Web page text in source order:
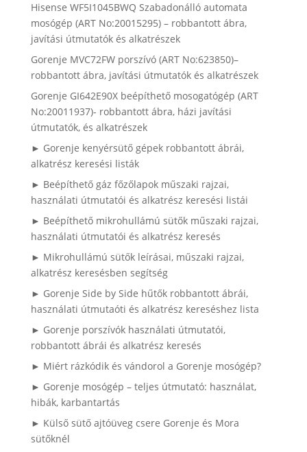
Hisense WF5I1045BWQ Szabadonálló automata
mosógép (ART No:20015295) – robbantott ábra,
javítási útmutatók és alkatrészek
Gorenje MVC72FW porszívó (ART No:623850)–
robbantott ábra, javítási útmutatók és alkatrészek
Gorenje GI642E90X beépíthető mosogatógép (ART
No:20011937)- robbantott ábra, házi javítási
útmutatók, és alkatrészek
► Gorenje kenyérsütő gépek robbantott ábrái,
alkatrész keresési listák
► Beépíthető gáz főzőlapok műszaki rajzai,
használati útmutatói és alkatrész keresési listái
► Beépíthető mikrohullámú sütők műszaki rajzai,
használati útmutatói és alkatrész keresés
► Mikrohullámú sütők leírásai, műszaki rajzai,
alkatrész keresésben segítség
► Gorenje Side by Side hűtők robbantott ábrái,
használati útmutaóti és alkatrész kereséshez lista
► Gorenje porszívók használati útmutatói,
robbantott ábrái és alkatrész keresés
► Miért rázkódik és vándorol a Gorenje mosógép?
► Gorenje mosógép – teljes útmutató: használat,
hibák, karbantartás
► Külső sütő ajtóüveg csere Gorenje és Mora
sütőknél